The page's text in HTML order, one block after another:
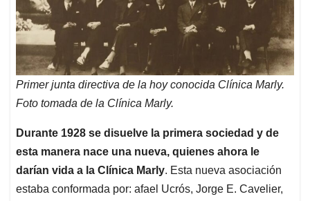
Primer junta directiva de la hoy conocida Clínica Marly.
Foto tomada de la Clínica Marly.
Durante 1928 se disuelve la primera sociedad y de
esta manera nace una nueva, quienes ahora le
darían vida a la Clínica Marly. Esta nueva asociación
estaba conformada por: afael Ucrós, Jorge E. Cavelier,